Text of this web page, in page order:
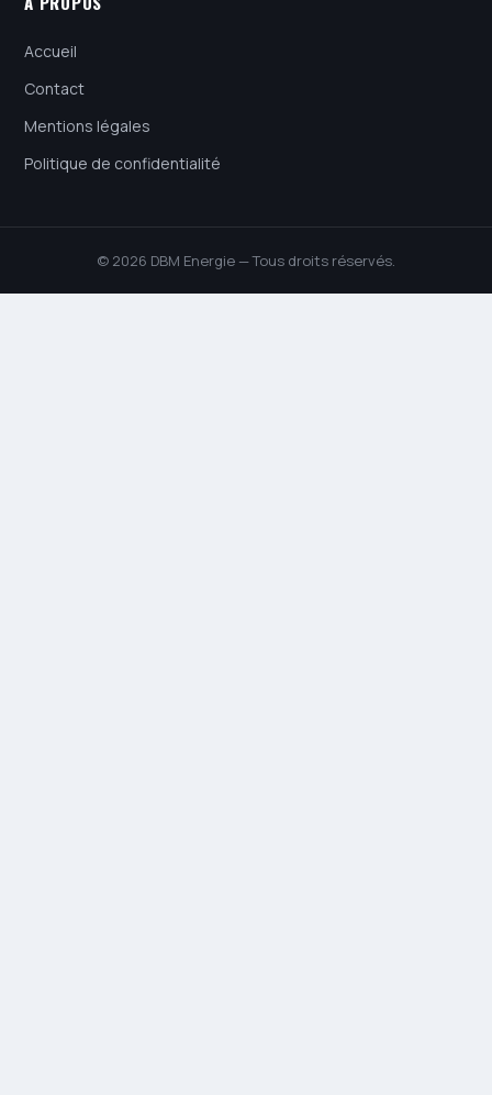
Accueil
Contact
Mentions légales
Politique de confidentialité
© 2026 DBM Energie — Tous droits réservés.